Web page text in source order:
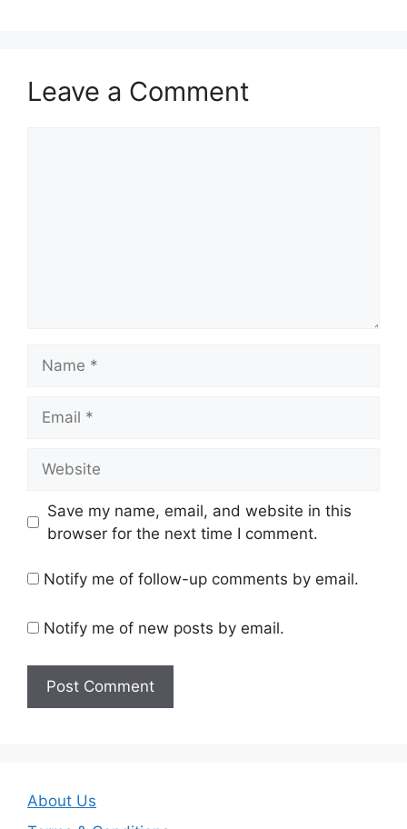
Leave a Comment
Save my name, email, and website in this
browser for the next time I comment.
Notify me of follow-up comments by email.
Notify me of new posts by email.
About Us